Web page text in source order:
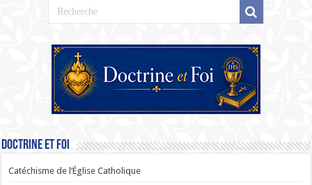
Doctrine et Foi
Catéchisme de l’Église Catholique